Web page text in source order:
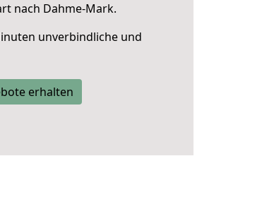
nach Dahme-Mark.
unverbindliche und
erhalten